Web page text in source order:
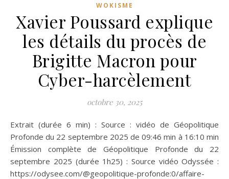
WOKISME
Xavier Poussard explique
les détails du procès de
Brigitte Macron pour
Cyber-harcèlement
octobre 30, 2025
Extrait (durée 6 min) : Source : vidéo de Géopolitique
Profonde du 22 septembre 2025 de 09:46 min à 16:10 min
Émission complète de Géopolitique Profonde du 22
septembre 2025 (durée 1h25) : Source vidéo Odyssée :
https://odysee.com/@geopolitique-profonde:0/affaire-